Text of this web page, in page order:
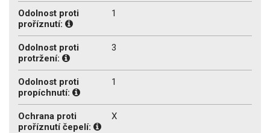
Odolnost proti
proříznutí:
1
Odolnost proti
protržení:
3
Odolnost proti
propíchnutí:
1
Ochrana proti
proříznutí čepelí:
X